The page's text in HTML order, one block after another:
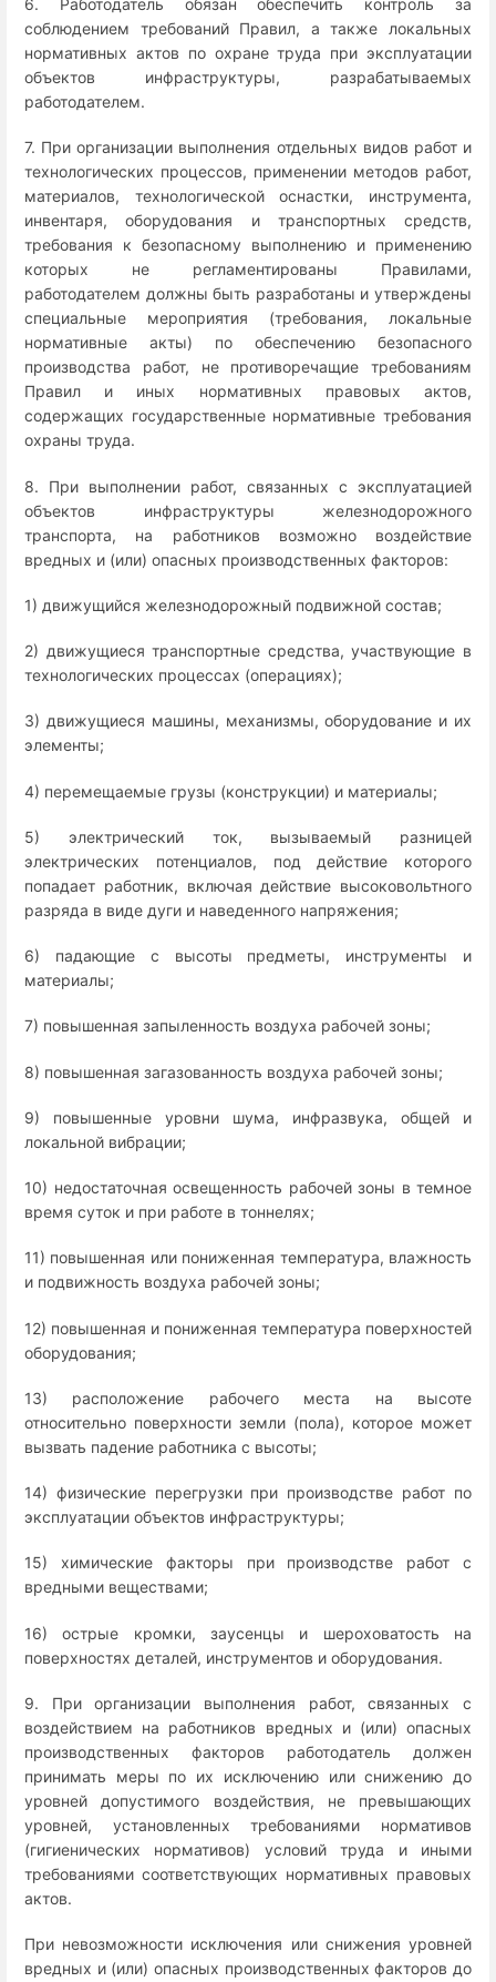
6. Работодатель обязан обеспечить контроль за
соблюдением требований Правил, а также локальных
нормативных актов по охране труда при эксплуатации
объектов инфраструктуры, разрабатываемых
работодателем.
7. При организации выполнения отдельных видов работ и
технологических процессов, применении методов работ,
материалов, технологической оснастки, инструмента,
инвентаря, оборудования и транспортных средств,
требования к безопасному выполнению и применению
которых не регламентированы Правилами,
работодателем должны быть разработаны и утверждены
специальные мероприятия (требования, локальные
нормативные акты) по обеспечению безопасного
производства работ, не противоречащие требованиям
Правил и иных нормативных правовых актов,
содержащих государственные нормативные требования
охраны труда.
8. При выполнении работ, связанных с эксплуатацией
объектов инфраструктуры железнодорожного
транспорта, на работников возможно воздействие
вредных и (или) опасных производственных факторов:
1) движущийся железнодорожный подвижной состав;
2) движущиеся транспортные средства, участвующие в
технологических процессах (операциях);
3) движущиеся машины, механизмы, оборудование и их
элементы;
4) перемещаемые грузы (конструкции) и материалы;
5) электрический ток, вызываемый разницей
электрических потенциалов, под действие которого
попадает работник, включая действие высоковольтного
разряда в виде дуги и наведенного напряжения;
6) падающие с высоты предметы, инструменты и
материалы;
7) повышенная запыленность воздуха рабочей зоны;
8) повышенная загазованность воздуха рабочей зоны;
9) повышенные уровни шума, инфразвука, общей и
локальной вибрации;
10) недостаточная освещенность рабочей зоны в темное
время суток и при работе в тоннелях;
11) повышенная или пониженная температура, влажность
и подвижность воздуха рабочей зоны;
12) повышенная и пониженная температура поверхностей
оборудования;
13) расположение рабочего места на высоте
относительно поверхности земли (пола), которое может
вызвать падение работника с высоты;
14) физические перегрузки при производстве работ по
эксплуатации объектов инфраструктуры;
15) химические факторы при производстве работ с
вредными веществами;
16) острые кромки, заусенцы и шероховатость на
поверхностях деталей, инструментов и оборудования.
9. При организации выполнения работ, связанных с
воздействием на работников вредных и (или) опасных
производственных факторов работодатель должен
принимать меры по их исключению или снижению до
уровней допустимого воздействия, не превышающих
уровней, установленных требованиями нормативов
(гигиенических нормативов) условий труда и иными
требованиями соответствующих нормативных правовых
актов.
При невозможности исключения или снижения уровней
вредных и (или) опасных производственных факторов до